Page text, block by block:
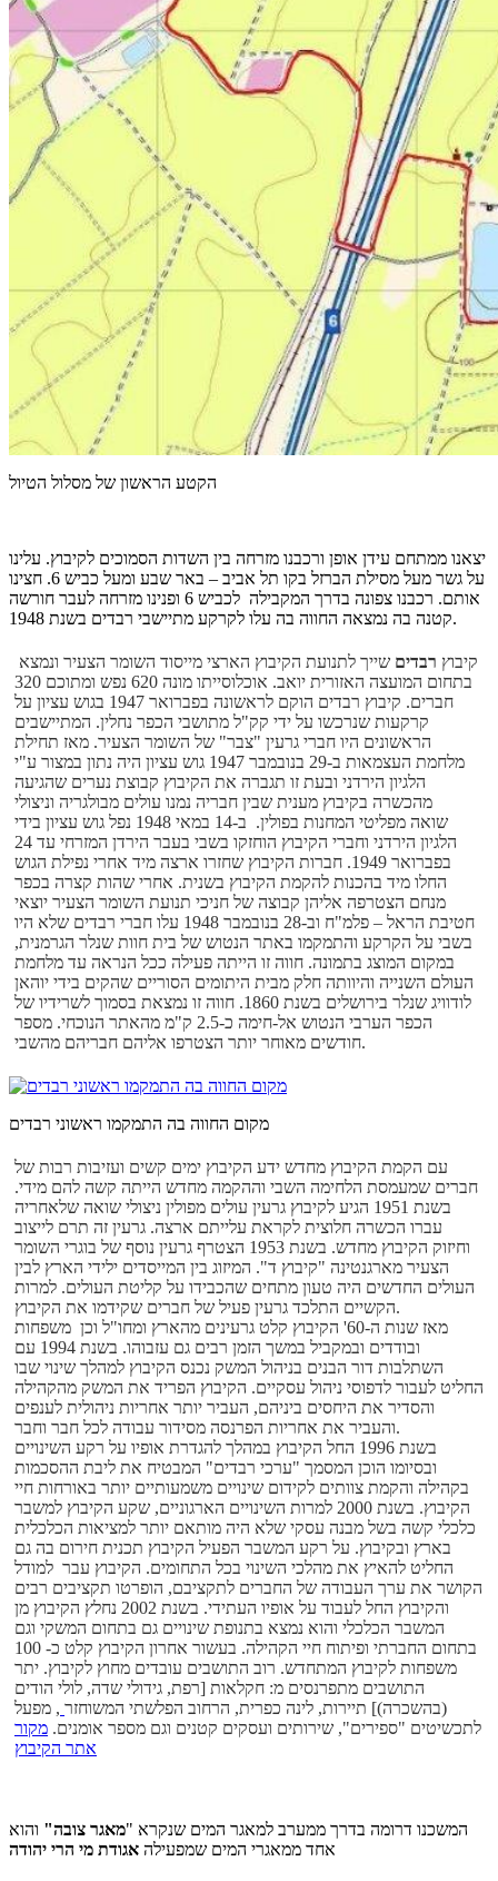
הקטע הראשון של מסלול הטיול
יצאנו ממתחם עידן אופן ורכבנו מזרחה בין השדות הסמוכים לקיבוץ. עלינו
על גשר מעל מסילת הברזל בקו תל אביב – באר שבע ומעל כביש 6. חצינו
אותם. רכבנו צפונה בדרך המקבילה לכביש 6 ופנינו מזרחה לעבר חורשה
קטנה בה נמצאה החווה בה עלו לקרקע מתיישבי רבדים בשנת 1948.
קיבוץ רבדים שייך לתנועת הקיבוץ הארצי מייסוד השומר הצעיר ונמצא
בתחום המועצה האזורית יואב. אוכלוסייתו מונה 620 נפש ומתוכם 320
חברים. קיבוץ רבדים הוקם לראשונה בפברואר 1947 בגוש עציון על
קרקעות שנרכשו על ידי קק"ל מתושבי הכפר נחלין. המתיישבים
הראשונים היו חברי גרעין "צבר" של השומר הצעיר. מאז תחילת
מלחמת העצמאות ב-29 בנובמבר 1947 גוש עציון היה נתון במצור ע"י
הלגיון הירדני ובעת זו תגברה את הקיבוץ קבוצת נערים שהגיעה
מהכשרה בקיבוץ מענית שבין חבריה נמנו עולים מבולגריה וניצולי
שואה מפליטי המחנות בפולין. ב-14 במאי 1948 נפל גוש עציון בידי
הלגיון הירדני וחברי הקיבוץ הוחזקו בשבי בעבר הירדן המזרחי עד 24
בפברואר 1949. חברות הקיבוץ שחזרו ארצה מיד אחרי נפילת הגוש
החלו מיד בהכנות להקמת הקיבוץ בשנית. אחרי שהות קצרה בכפר
מנחם הצטרפה אליהן קבוצה של חניכי תנועת השומר הצעיר יוצאי
חטיבת הראל – פלמ"ח וב-28 בנובמבר 1948 עלו חברי רבדים שלא היו
בשבי על הקרקע והתמקמו באתר הנטוש של בית חוות שנלר הגרמנית,
במקום המוצג בתמונה. חווה זו הייתה פעילה ככל הנראה עד מלחמת
העולם השנייה והיוותה חלק מבית היתומים הסוריים שהקים בידי יוהאן
לודוויג שנלר בירושלים בשנת 1860. חווה זו נמצאת בסמוך לשרידיו של
הכפר הערבי הנטוש אל-חימה כ-2.5 ק"מ מהאתר הנוכחי. מספר
חודשים מאוחר יותר הצטרפו אליהם חבריהם מהשבי.
מקום החווה בה התמקמו ראשוני רבדים
עם הקמת הקיבוץ מחדש ידע הקיבוץ ימים קשים ועזיבות רבות של
חברים שמעמסת הלחימה השבי וההקמה מחדש הייתה קשה להם מידי.
בשנת 1951 הגיע לקיבוץ גרעין עולים מפולין ניצולי שואה שלאחריה
עברו הכשרה חלוצית לקראת עלייתם ארצה. גרעין זה תרם לייצוב
וחיזוק הקיבוץ מחדש. בשנת 1953 הצטרף גרעין נוסף של בוגרי השומר
הצעיר מארגנטינה "קיבוץ ד". המיזוג בין המייסדים ילידי הארץ לבין
העולים החדשים היה טעון מתחים שהכבידו על קליטת העולים. למרות
הקשיים התלכד גרעין פעיל של חברים שקידמו את הקיבוץ.
מאז שנות ה-60' הקיבוץ קלט גרעינים מהארץ ומחו"ל וכן משפחות
ובודדים ובמקביל במשך הזמן רבים גם עזבוהו. בשנת 1994 עם
השתלבות דור הבנים בניהול המשק נכנס הקיבוץ למהלך שינוי שבו
החליט לעבור לדפוסי ניהול עסקיים. הקיבוץ הפריד את המשק מהקהילה
והסדיר את היחסים ביניהם, העביר יותר אחריות ניהולית לענפים
והעביר את אחריות הפרנסה מסידור עבודה לכל חבר וחבר.
בשנת 1996 החל הקיבוץ במהלך להגדרת אופיו על רקע השינויים
ובסיומו הוכן המסמך "ערכי רבדים" המבטיח את ליבת ההסכמות
בקהילה והקמת צוותים לקידום שינויים משמעותיים יותר באורחות חיי
הקיבוץ. בשנת 2000 למרות השינויים הארגוניים, שקע הקיבוץ למשבר
כלכלי קשה בשל מבנה עסקי שלא היה מותאם יותר למציאות הכלכלית
בארץ ובקיבוץ. על רקע המשבר הפעיל הקיבוץ תכנית חירום בה גם
החליט להאיץ את מהלכי השינוי בכל התחומים. הקיבוץ עבר למודל
הקושר את ערך העבודה של החברים לתקציבם, הופרטו תקציבים רבים
והקיבוץ החל לעבוד על אופיו העתידי. בשנת 2002 נחלץ הקיבוץ מן
המשבר הכלכלי והוא נמצא בתנופת שינויים גם בתחום המשקי וגם
בתחום החברתי ופיתוח חיי הקהילה. בעשור אחרון הקיבוץ קלט כ- 100
משפחות לקיבוץ המתחדש. רוב התושבים עובדים מחוץ לקיבוץ. יתר
התושבים מתפרנסים מ: חקלאות [רפת, גידולי שדה, לולי הודים
(בהשכרה)] תיירות, לינה כפרית, הרחוב הפלשתי המשוחזר , מפעל
לתכשיטים "ספירים", שירותים ועסקים קטנים וגם מספר אומנים. מקור
אתר הקיבוץ
המשכנו דרומה בדרך ממערב למאגר המים שנקרא "מאגר צובה" והוא
אחד ממאגרי המים שמפעילה